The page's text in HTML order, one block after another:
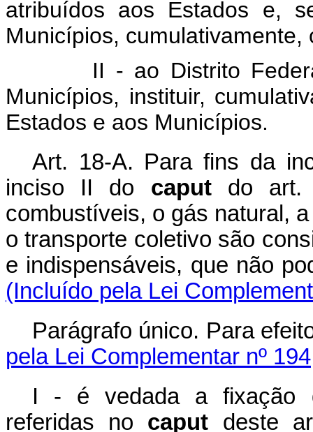
atribuídos aos Estados e,
Municípios,
II - ao Distrito Federal
Municípios, instituir,
Estados e aos Municípios.
Art. 18-A. Para fins da
inciso II do caputdo art.
combustíveis, o gás natural,
o transporte coletivo são
e indispensáveis, que não
(Incluído pela Lei
Parágrafo único. Para
pela Lei Complementar nº
I - é vedada a fixação
referidas no caput deste